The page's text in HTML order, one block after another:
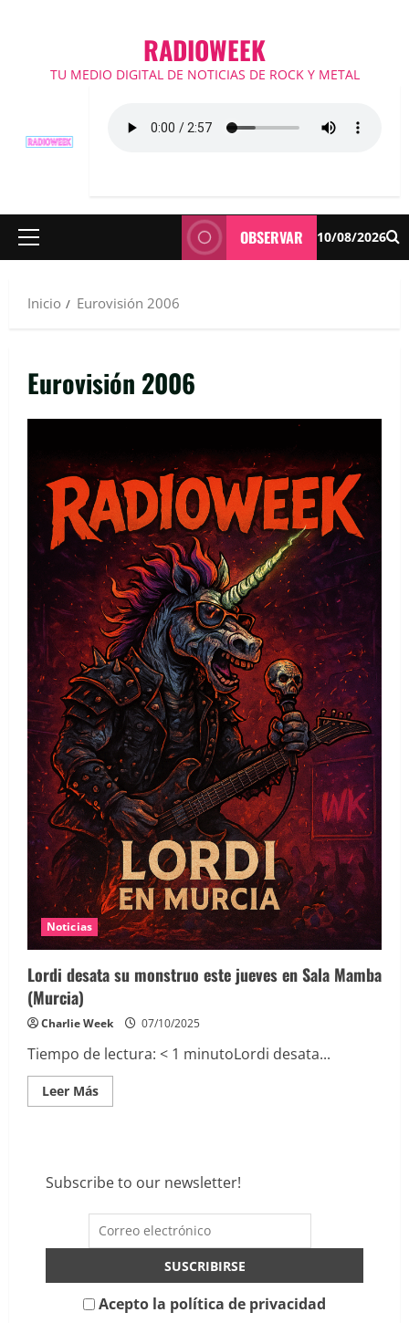
RADIOWEEK
TU MEDIO DIGITAL DE NOTICIAS DE ROCK Y METAL
Menú
OBSERVAR 10/08/2026
Inicio Eurovisión 2006
Eurovisión 2006
Noticias
Lordi desata su monstruo este jueves en Sala Mamba
(Murcia)
Charlie Week 07/10/2025
Tiempo de lectura: < 1 minutoLordi desata...
Leer MásLeer
más
monstruo
este
en
Sala
Subscribe to our newsletter!
Acepto la política de privacidad